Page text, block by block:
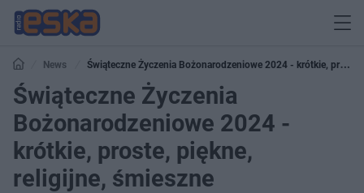
News
Świąteczne Życzenia Bożonarodzeniowe 2024 - krótkie, proste,
piękne, religijne, śmieszne
Świąteczne Życzenia
Bożonarodzeniowe 2024 -
krótkie, proste, piękne,
religijne, śmieszne